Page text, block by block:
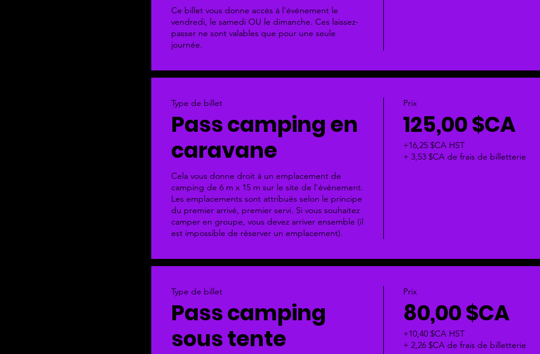
Ce billet vous donne accès à l'événement le
vendredi, le samedi OU le dimanche. Ces laissez-
passer ne sont valables que pour une seule
journée.
Type de billet
Pass camping en
caravane
Cela vous donne droit à un emplacement de
camping de 6 m x 15 m sur le site de l'événement.
Les emplacements sont attribués selon le principe
du premier arrivé, premier servi. Si vous souhaitez
camper en groupe, vous devez arriver ensemble (il
est impossible de réserver un emplacement).
Prix
125,00 $CA
+16,25 $CA HST
+ 3,53 $CA de frais de billetterie
Type de billet
Pass camping
sous tente
Prix
80,00 $CA
+10,40 $CA HST
+ 2,26 $CA de frais de billetterie